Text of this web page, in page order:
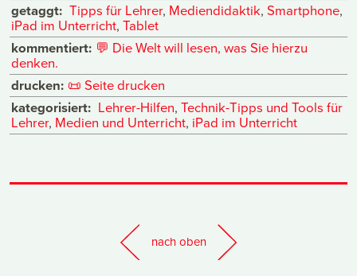
getaggt: Tipps für Lehrer, Mediendidaktik, Smartphone,
iPad im Unterricht,Tablet
kommentiert: 💬 Die Welt will lesen, was Sie hierzu
denken.
drucken: 📜 Seite drucken
kategorisiert: Lehrer-Hilfen, Technik-Tipps und Tools für
Lehrer, Medien und Unterricht, iPad im Unterricht
nach oben